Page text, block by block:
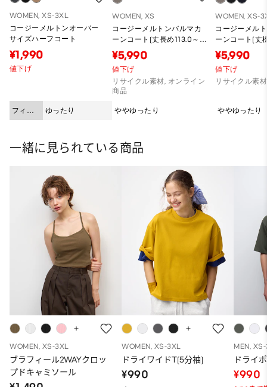
WOMEN, XS-3XL
コージーメルトンオーバー
サイズハーフコート
¥1,990
値下げ
フィッ
ト
ゆったり
WOMEN, XS
コージーメルトンバルマカ
ーンコート(丈長め113.0～
120.0cm)
¥5,990
値下げ
リサイクル素材, オンライン
商品
ややゆったり
WOMEN, XS-
コージーメル
ーンコート(丈
115.0cm)
¥5,990
値下げ
リサイクル素材
ややゆったり
一緒に見られている商品
WOMEN, XS-3XL
ブラフィール2WAYクロッ
プドキャミソール
WOMEN, XS-3XL
ドライワイドT(5分袖)
¥990
MEN,
ドライ
¥990